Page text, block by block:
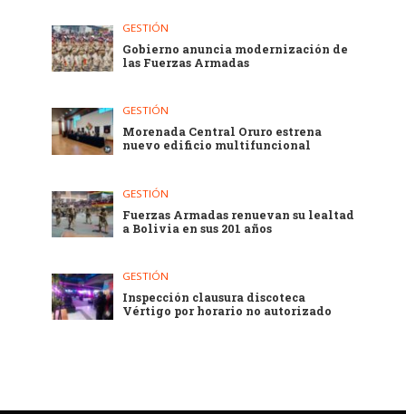
GESTIÓN
Gobierno anuncia modernización de
las Fuerzas Armadas
GESTIÓN
Morenada Central Oruro estrena
nuevo edificio multifuncional
GESTIÓN
Fuerzas Armadas renuevan su lealtad
a Bolivia en sus 201 años
GESTIÓN
Inspección clausura discoteca
Vértigo por horario no autorizado